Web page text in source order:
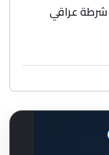
شرطة عراقي